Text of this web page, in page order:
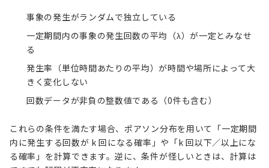
事象の発生がランダムで独立している
一定期間内の事象の発生回数の平均（λ）が一定とみなせ
る
発生率（単位時間あたりの平均）が時間や場所によって大
きく変化しない
回数データが非負の整数値である（0件も含む）
これらの条件を満たす場合、ポアソン分布を用いて「一定期間
内に発生する回数が k 回になる確率」や「k 回以下／以上にな
る確率」を計算できます。逆に、条件が怪しいときは、計算は